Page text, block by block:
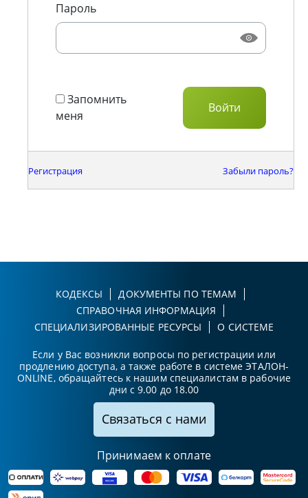
Пароль
Запомнить
меня
Регистрация Забыли пароль?
КОДЕКСЫ
ДОКУМЕНТЫ ПО ТЕМАМ
СПРАВОЧНАЯ ИНФОРМАЦИЯ
СПЕЦИАЛИЗИРОВАННЫЕ РЕСУРСЫ
О СИСТЕМЕ
Если у Вас возникли вопросы по регистрации или
продлению доступа, а также работе в системе ЭТАЛОН-
ONLINE, обращайтесь к нашим специалистам в рабочие
дни с 9.00 до 18.00
Связаться с нами
Принимаем к оплате